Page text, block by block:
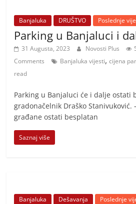
Banjaluka DRUŠTVO Poslednje
Parking u Banjaluci i
31 Augusta, 2023 Novosti Plus
Comments
Banjaluka vijesti,cijena
read
Parking u Banjaluci će i dalje ostati
gradonačelnik Draško Stanivuković.
građane ostati besplatan
Saznaj više
Banjaluka Dešavanja Poslednje